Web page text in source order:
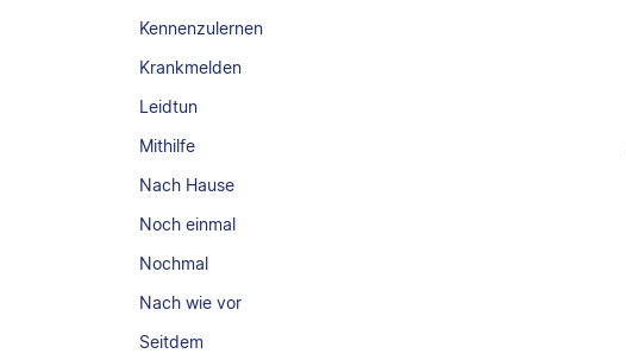
Kennenzulernen
Krankmelden
Leidtun
Mithilfe
Nach Hause
Noch einmal
Nochmal
Nach wie vor
Seitdem